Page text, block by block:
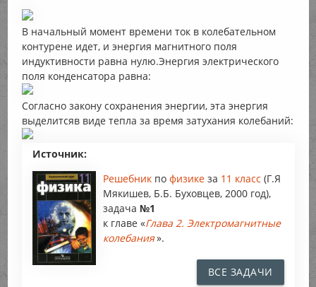
В начальный момент времени ток в колебательном
контурене идет, и энергия магнитного поля
индуктивности равна нулю.Энергия электрического
поля конденсатора равна:
Согласно закону сохранения энергии, эта энергия
выделитсяв виде тепла за время затухания колебаний:
Источник:
Решебник по физике за 11 класс (Г.Я
Мякишев, Б.Б. Буховцев, 2000 год),
задача №1
к главе «Глава 2. Электромагнитные
колебания».
ВСЕ ЗАДАЧИ